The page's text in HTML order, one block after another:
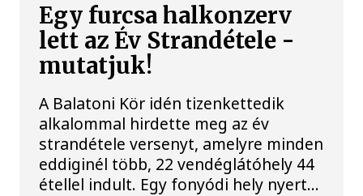
Egy furcsa halkonzerv
lett az Év Strandétele -
mutatjuk!
A Balatoni Kör idén tizenkettedik
alkalommal hirdette meg az év
strandétele versenyt, amelyre minden
eddiginél több, 22 vendéglátóhely 44
étellel indult. Egy fonyódi hely nyert...